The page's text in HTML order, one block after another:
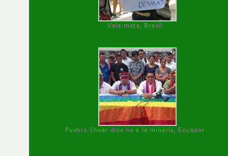
Vale mata, Brasil
Pueblo Shuar dice no a la minería, Ecuador